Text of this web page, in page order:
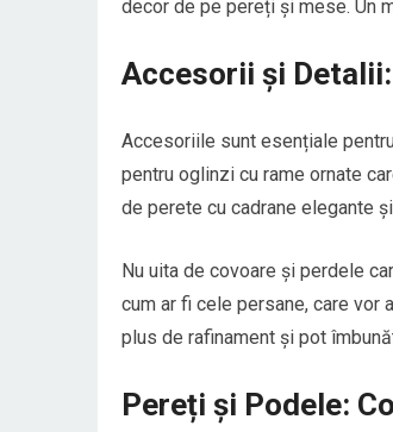
decor de pe pereți și mese. Un
Accesorii și
Accesoriile sunt esențiale
pentru oglinzi cu rame ornate
de perete cu cadrane elegante
Nu uita de covoare și perdele
cum ar fi cele persane, care vor
plus de rafinament și pot
Pereți și Podele: